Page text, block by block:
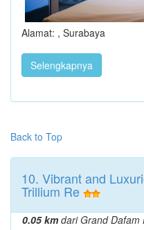
Alamat: , Surabaya
Selengkapnya
Back to Top
10. Vibrant and
Trillium Re
0.05 kmdari Grand Dafam